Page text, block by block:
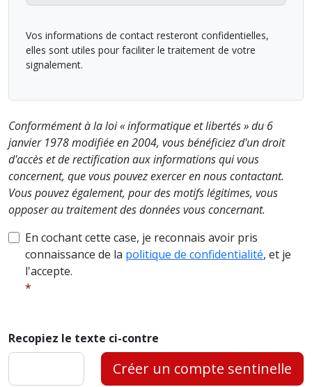
Vos informations de contact resteront confidentielles,
elles sont utiles pour faciliter le traitement de votre
signalement.
Conformément à la loi « informatique et libertés » du 6
janvier 1978 modifiée en 2004, vous bénéficiez d'un droit
d'accès et de rectification aux informations qui vous
concernent, que vous pouvez exercer en nous contactant.
Vous pouvez également, pour des motifs légitimes, vous
opposer au traitement des données vous concernant.
En cochant cette case, je reconnais avoir pris
connaissance de la politique de confidentialité, et je
l'accepte.
Recopiez le texte ci-contre
Créer un compte sentinelle